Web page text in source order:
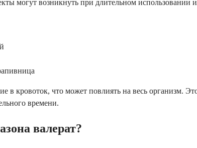
могут возникнуть при длительном использовании
кровоток, что может повлиять на весь организм.
времени.
валерат?